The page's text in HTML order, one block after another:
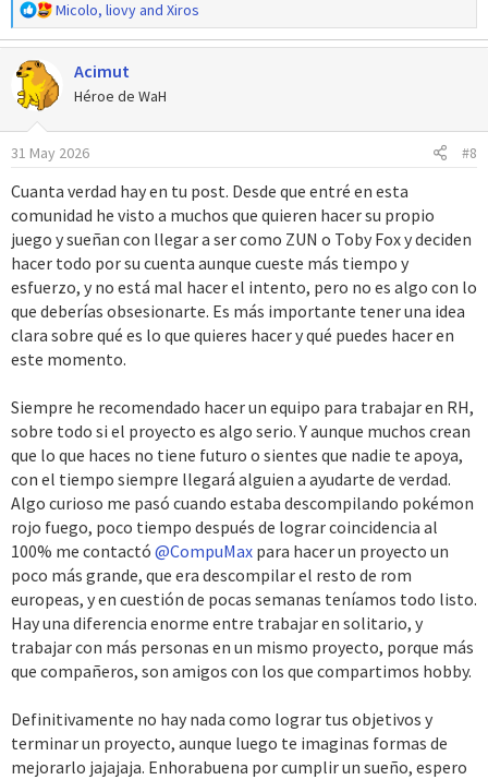
R
e
a
c
o
n
s
:
Micolo, liovyand Xiros
Acimut
Héroe de WaH
31 May 2026 #8
Cuanta verdad hay en tu post. Desde que entré en esta
comunidad he visto a muchos que quieren hacer su propio
juego y sueñan con llegar a ser como ZUN o Toby Fox y deciden
hacer todo por su cuenta aunque cueste más tiempo y
esfuerzo, y no está mal hacer el intento, pero no es algo con lo
que deberías obsesionarte. Es más importante tener una idea
clara sobre qué es lo que quieres hacer y qué puedes hacer en
este momento.
Siempre he recomendado hacer un equipo para trabajar en RH,
sobre todo si el proyecto es algo serio. Y aunque muchos crean
que lo que haces no tiene futuro o sientes que nadie te apoya,
con el tiempo siempre llegará alguien a ayudarte de verdad.
Algo curioso me pasó cuando estaba descompilando pokémon
rojo fuego, poco tiempo después de lograr coincidencia al
100% me contactó @CompuMax para hacer un proyecto un
poco más grande, que era descompilar el resto de rom
europeas, y en cuestión de pocas semanas teníamos todo listo.
Hay una diferencia enorme entre trabajar en solitario, y
trabajar con más personas en un mismo proyecto, porque más
que compañeros, son amigos con los que compartimos hobby.
Definitivamente no hay nada como lograr tus objetivos y
terminar un proyecto, aunque luego te imaginas formas de
mejorarlo jajajaja. Enhorabuena por cumplir un sueño, espero